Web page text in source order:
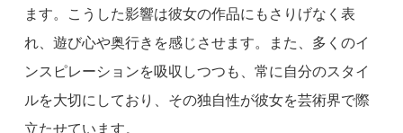
ます。こうした影響は彼女の作品にもさりげなく表
れ、遊び心や奥行きを感じさせます。また、多くのイ
ンスピレーションを吸収しつつも、常に自分のスタイ
ルを大切にしており、その独自性が彼女を芸術界で際
立たせています。